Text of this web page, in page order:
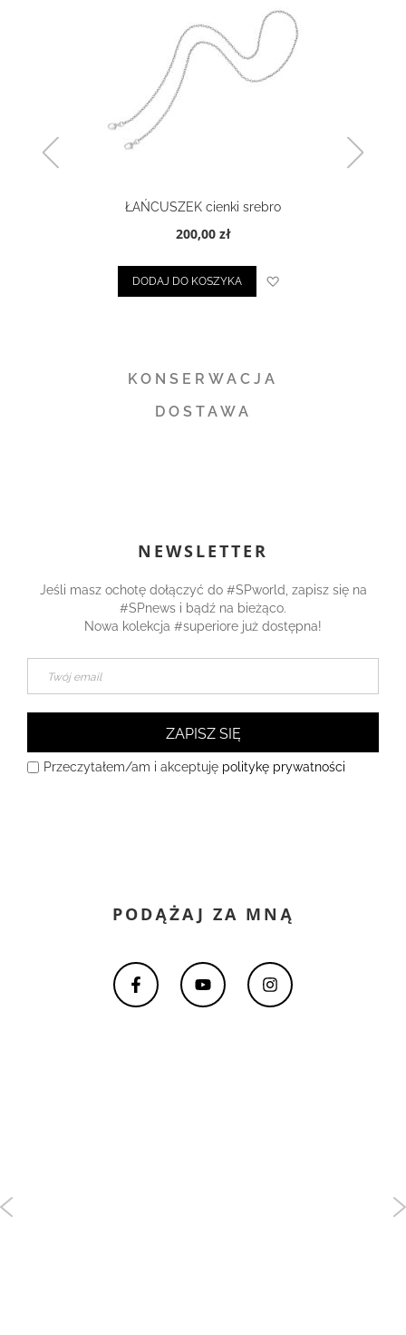
ŁAŃCUSZEK cienki srebro
200,00 zł
DODAJ DO KOSZYKA
KONSERWACJA
DOSTAWA
NEWSLETTER
Jeśli masz ochotę dołączyć do #SPworld, zapisz się na
#SPnews i bądź na bieżąco.
Nowa kolekcja #superiore już dostępna!
ZAPISZ SIĘ
Przeczytałem/am i akceptuję politykę prywatności
PODĄŻAJ ZA MNĄ